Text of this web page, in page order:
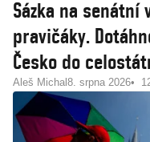
Sázka na senátní
pravičáky.
Česko do
Aleš Michal 8. srpna 2026